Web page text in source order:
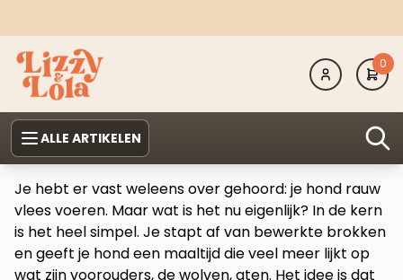
0
ALLE ARTIKELEN
Je hebt er vast weleens over gehoord: je hond rauw
vlees voeren. Maar wat is het nu eigenlijk? In de kern
is het heel simpel. Je stapt af van bewerkte brokken
en geeft je hond een maaltijd die veel meer lijkt op
wat zijn voorouders, de wolven, aten. Het idee is dat